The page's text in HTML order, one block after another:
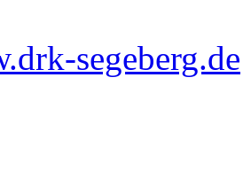
segeberg.de